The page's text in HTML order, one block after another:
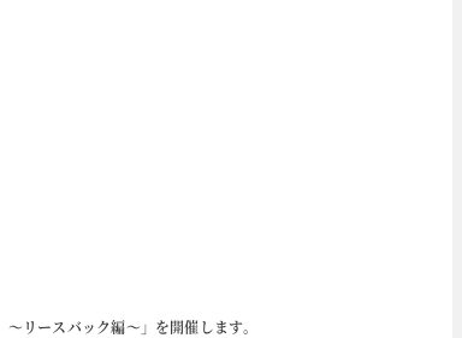
リースバック編～」を開催します。